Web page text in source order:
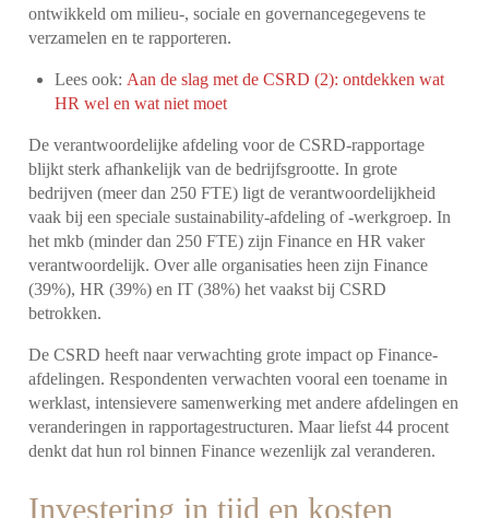
ontwikkeld om milieu-, sociale en governancegegevens te
verzamelen en te rapporteren.
Lees ook: Aan de slag met de CSRD (2): ontdekken wat
HR wel en wat niet moet
De verantwoordelijke afdeling voor de CSRD-rapportage
blijkt sterk afhankelijk van de bedrijfsgrootte. In grote
bedrijven (meer dan 250 FTE) ligt de verantwoordelijkheid
vaak bij een speciale sustainability-afdeling of -werkgroep. In
het mkb (minder dan 250 FTE) zijn Finance en HR vaker
verantwoordelijk. Over alle organisaties heen zijn Finance
(39%), HR (39%) en IT (38%) het vaakst bij CSRD
betrokken.
De CSRD heeft naar verwachting grote impact op Finance-
afdelingen. Respondenten verwachten vooral een toename in
werklast, intensievere samenwerking met andere afdelingen en
veranderingen in rapportagestructuren. Maar liefst 44 procent
denkt dat hun rol binnen Finance wezenlijk zal veranderen.
Investering in tijd en kosten